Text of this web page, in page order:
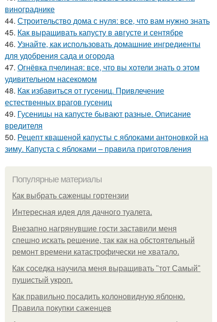
винограднике
44. Строительство дома с нуля: все, что вам нужно знать
45. Как выращивать капусту в августе и сентябре
46. Узнайте, как использовать домашние ингредиенты
для удобрения сада и огорода
47. Огнёвка пчелиная: все, что вы хотели знать о этом
удивительном насекомом
48. Как избавиться от гусениц. Привлечение
естественных врагов гусениц
49. Гусеницы на капусте бывают разные. Описание
вредителя
50. Рецепт квашеной капусты с яблоками антоновкой на
зиму. Капуста с яблоками – правила приготовления
Популярные материалы
Как выбрать саженцы гортензии
Интересная идея для дачного туалета.
Внезапно нагрянувшие гости заставили меня
спешно искать решение, так как на обстоятельный
ремонт времени катастрофически не хватало.
Как соседка научила меня выращивать "тот Самый"
пушистый укроп.
Как правильно посадить колоновидную яблоню.
Правила покупки саженцев